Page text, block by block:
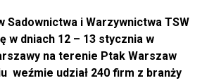
Sadownictwa i Warzywnictwa TSW
w dniach 12 – 13 stycznia w
na terenie Ptak Warszaw
weźmie udział 240 firm z branży